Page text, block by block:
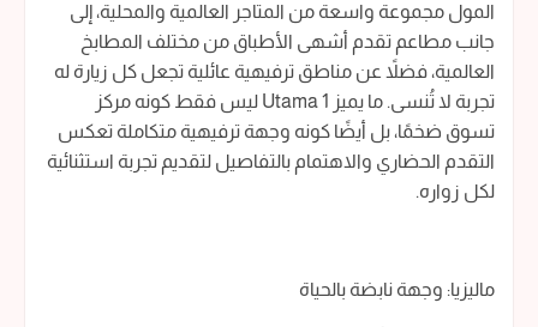
المول مجموعة واسعة من المتاجر العالمية والمحلية، إلى
جانب مطاعم تقدم أشهى الأطباق من مختلف المطابخ
العالمية، فضلاً عن مناطق ترفيهية عائلية تجعل كل زيارة له
تجربة لا تُنسى. ما يميز 1 Utama ليس فقط كونه مركز
تسوق ضخمًا، بل أيضًا كونه وجهة ترفيهية متكاملة تعكس
التقدم الحضاري والاهتمام بالتفاصيل لتقديم تجربة استثنائية
لكل زواره.
ماليزيا: وجهة نابضة بالحياة